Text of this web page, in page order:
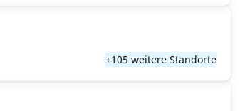
+105 weitere Standorte